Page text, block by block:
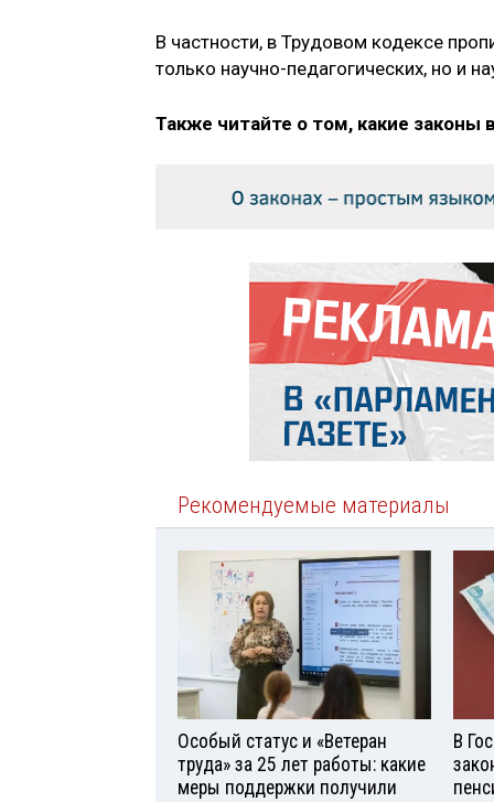
В частности, в Трудовом кодексе
только научно-педагогических, но и
Также читайте о том, какие законы
Рекомендуемые материалы
Особый статус и «Ветеран
труда» за 25 лет работы: какие
меры поддержки получили
В